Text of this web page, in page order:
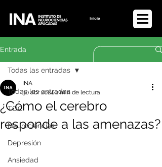
Iniciar sesión
Entrada
Todas las entradas
TOC
Neurociencias
Depresión
Ansiedad
Todas las entradas
¿Cómo el cerebro
responde a las amenazas?
INA
30 abr 20242 min de lectura